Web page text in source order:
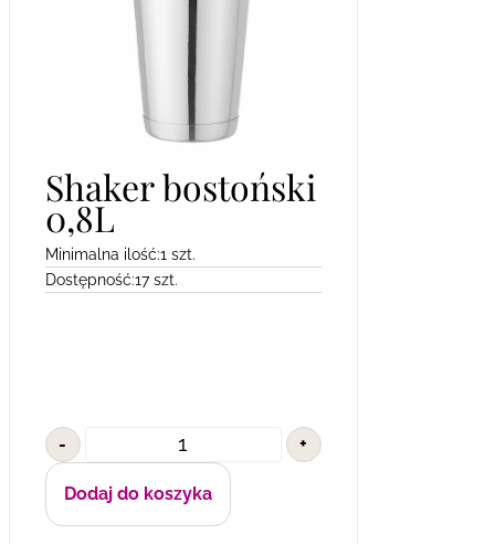
Shaker bostoński
0,8L
Minimalna ilość:1 szt.
Dostępność:17 szt.
- +
Dodaj do koszyka